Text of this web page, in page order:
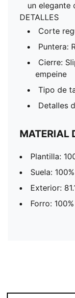
un elegante
DETALLES
Corte
Puntera:
Cierre:
empeine
Tipo de
Detalles
MATERIAL
Plantilla:
Suela:
Exterior:
Forro: